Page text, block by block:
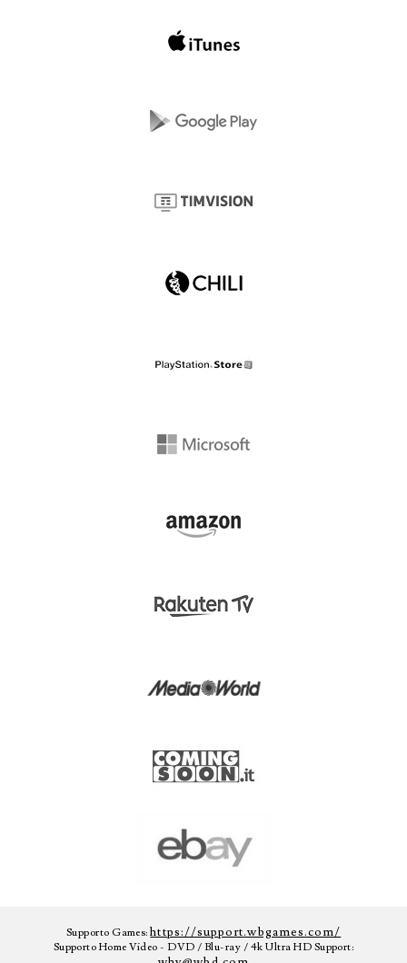
Supporto Games:https://support.wbgames.com/
Supporto Home Video - DVD / Blu-ray / 4k Ultra HD Support: